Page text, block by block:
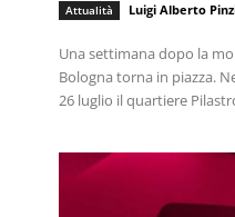
Attualità Luigi Alberto
Una settimana dopo la
Bologna torna in piazza.
26 luglio il quartiere